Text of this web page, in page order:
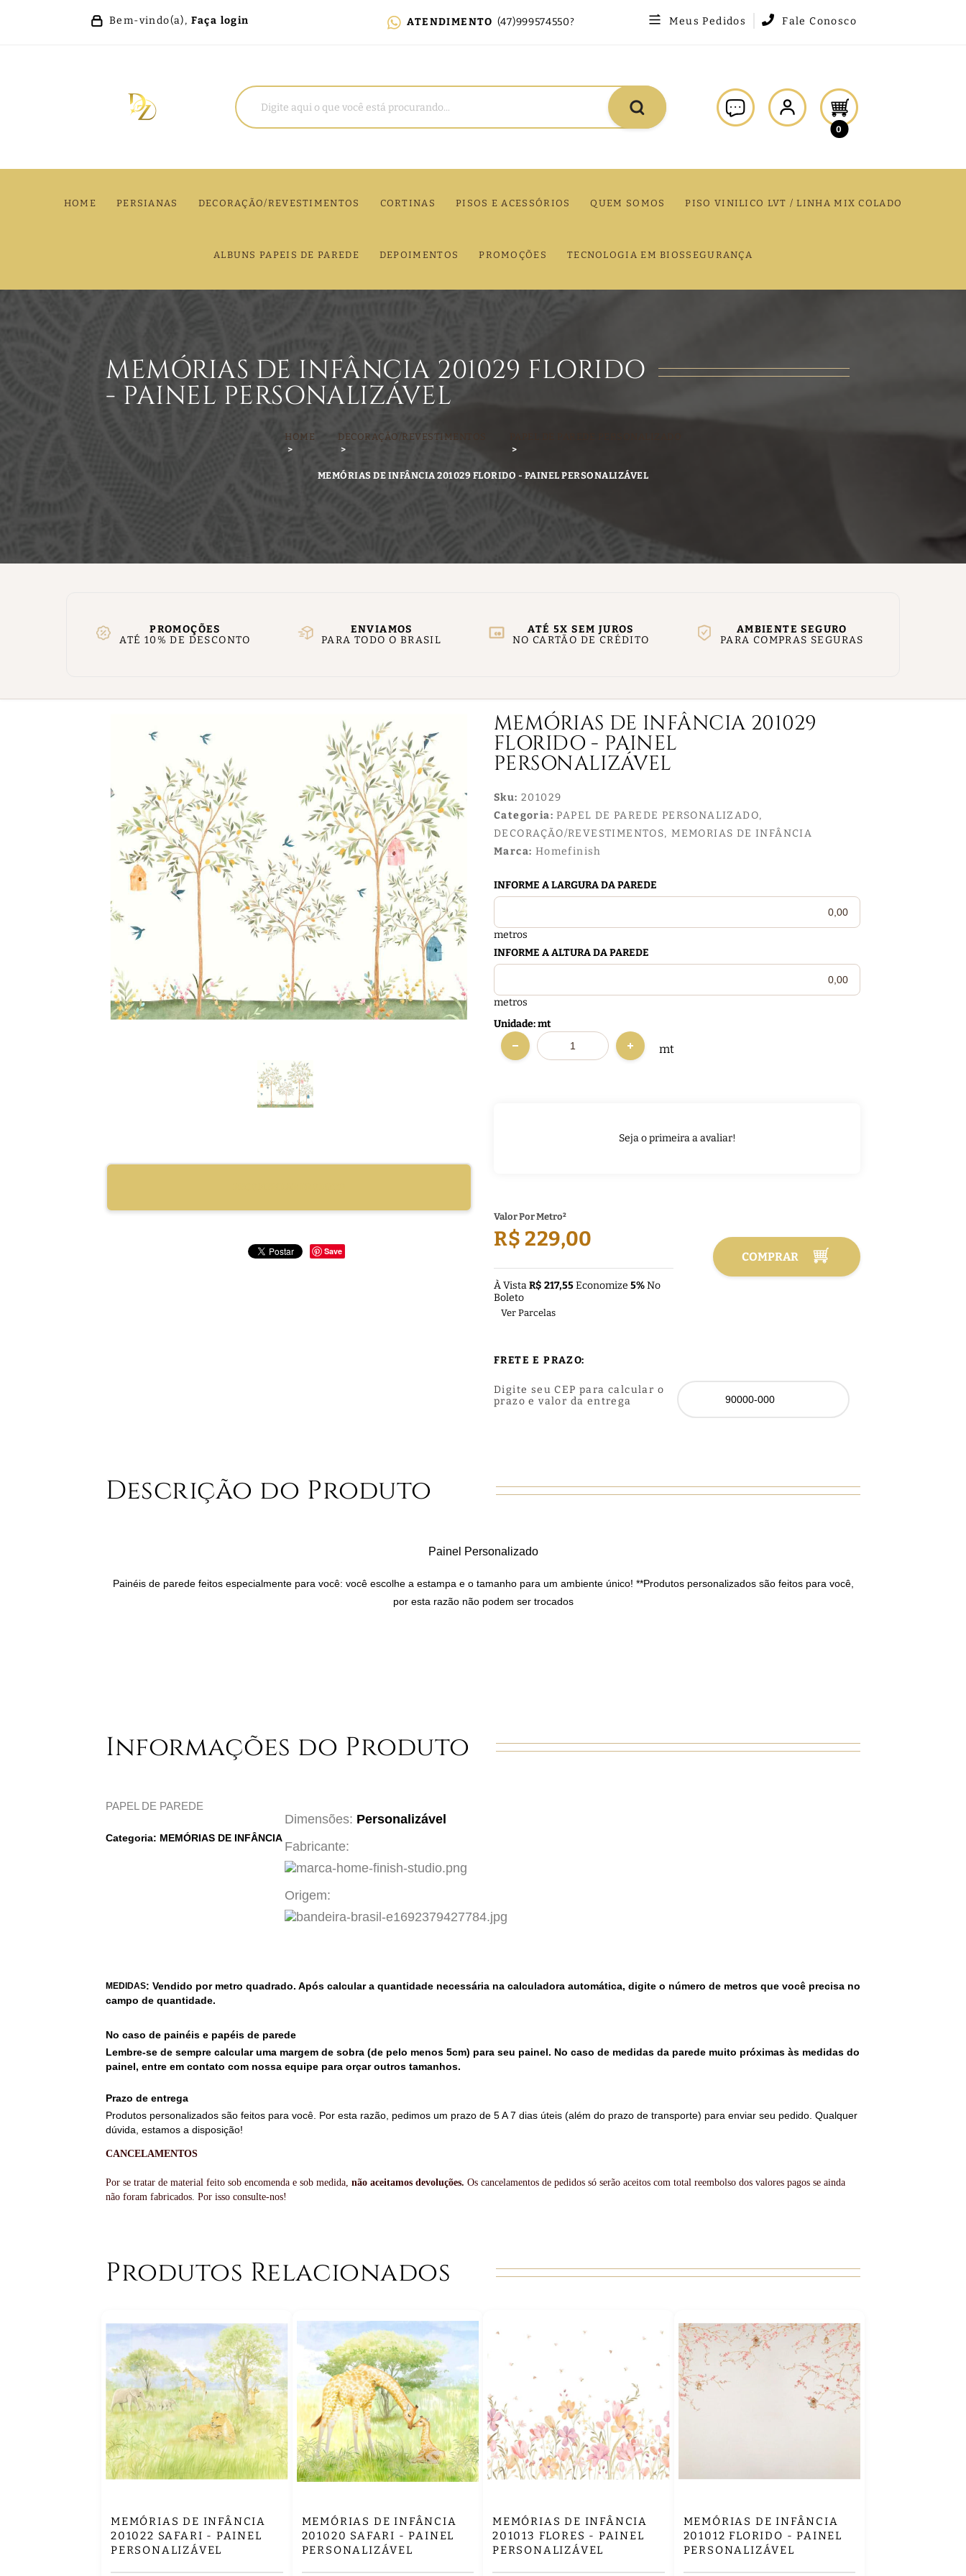
Bem-vindo(a), Faça login ATENDIMENTO (47)999574550? Meus Pedidos Fale Conosco
0
HOME PERSIANAS DECORAÇÃO/REVESTIMENTOS CORTINAS PISOS E ACESSÓRIOS QUEM SOMOS PISO VINILICO LVT / LINHA MIX COLADO
ALBUNS PAPEIS DE PAREDE DEPOIMENTOS PROMOÇÕES TECNOLOGIA EM BIOSSEGURANÇA
HOME DECORAÇÃO/REVESTIMENTOS
MEMÓRIAS DE INFÂNCIA 201029 FLORIDO - PAINEL PERSONALIZÁVEL
MEMÓRIAS DE INFÂNCIA 201029 FLORIDO
- PAINEL PERSONALIZÁVEL
PROMOÇÕES
ATÉ 10% DE DESCONTO
ENVIAMOS
PARA TODO O BRASIL
ATÉ 5X SEM JUROS
NO CARTÃO DE CRÉDITO
AMBIENTE SEGURO
PARA COMPRAS SEGURAS
Save
MEMÓRIAS DE INFÂNCIA 201029
FLORIDO - PAINEL
PERSONALIZÁVEL
Sku: 201029
Categoria: PAPEL DE PAREDE PERSONALIZADO
DECORAÇÃO/REVESTIMENTOS
MEMORIAS DE INFÂNCIA
Marca: Homefinish
Seja o primeira a avaliar!
INFORME A LARGURA DA PAREDE
metros
INFORME A ALTURA DA PAREDE
metros
Unidade: mt
mt
Valor Por Metro²
R$ 229,00
À VistaR$ 217,55Economize 5%No
Boleto
Ver Parcelas
COMPRAR
FRETE E PRAZO:
Digite seu CEP para calcular o
prazo e valor da entrega
Descrição do Produto
Painel Personalizado
Painéis de parede feitos especialmente para você: você escolhe a estampa e o tamanho para um ambiente único! **Produtos personalizados são feitos para você,
por esta razão não podem ser trocados
Informações do Produto
PAPEL DE PAREDE
Categoria: MEMÓRIAS DE INFÂNCIA
Dimensões: Personalizável
Fabricante:
Origem:
MEDIDAS: Vendido por metro quadrado. Após calcular a quantidade necessária na calculadora automática, digite o número de metros que você precisa no
campo de quantidade.
No caso de painéis e papéis de parede
Lembre-se de sempre calcular uma margem de sobra (de pelo menos 5cm) para seu painel. No caso de medidas da parede muito próximas às medidas do
painel, entre em contato com nossa equipe para orçar outros tamanhos.
Prazo de entrega
Produtos personalizados são feitos para você. Por esta razão, pedimos um prazo de 5 A 7 dias úteis (além do prazo de transporte) para enviar seu pedido. Qualquer
dúvida, estamos a disposição!
CANCELAMENTOS
Por se tratar de material feito sob encomenda e sob medida, não aceitamos devoluções. Os cancelamentos de pedidos só serão aceitos com total reembolso dos valores pagos se ainda
não foram fabricados. Por isso consulte-nos!
Produtos Relacionados
MEMÓRIAS DE INFÂNCIA
201022 SAFARI - PAINEL
PERSONALIZÁVEL
MEMÓRIAS DE INFÂNCIA
201020 SAFARI - PAINEL
PERSONALIZÁVEL
MEMÓRIAS DE INFÂNCIA
201013 FLORES - PAINEL
PERSONALIZÁVEL
MEMÓRIAS DE INFÂNCIA
201012 FLORIDO - PAINEL
PERSONALIZÁVEL